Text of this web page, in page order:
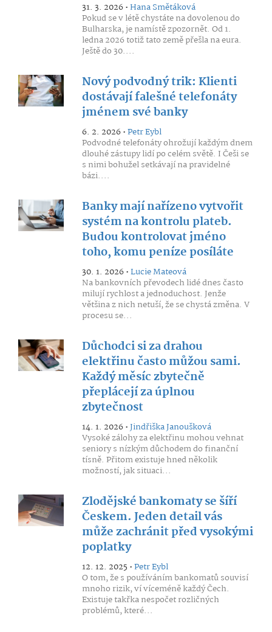
31. 3. 2026 •Hana Smětáková
Pokud se v létě chystáte na dovolenou do
Bulharska, je namístě zpozornět. Od 1.
ledna 2026 totiž tato země přešla na eura.
Ještě do 30....
Nový podvodný trik: Klienti
dostávají falešné telefonáty
jménem své banky
6. 2. 2026 •Petr Eybl
Podvodné telefonáty ohrožují každým dnem
dlouhé zástupy lidí po celém světě. I Češi se
s nimi bohužel setkávají na pravidelné
bázi....
Banky mají nařízeno vytvořit
systém na kontrolu plateb.
Budou kontrolovat jméno
toho, komu peníze posíláte
30. 1. 2026 •Lucie Mateová
Na bankovních převodech lidé dnes často
milují rychlost a jednoduchost. Jenže
většina z nich netuší, že se chystá změna. V
procesu se...
Důchodci si za drahou
elektřinu často můžou sami.
Každý měsíc zbytečně
přeplácejí za úplnou
zbytečnost
14. 1. 2026 •Jindřiška Janoušková
Vysoké zálohy za elektřinu mohou vehnat
seniory s nízkým důchodem do finanční
tísně. Přitom existuje hned několik
možností, jak situaci...
Zlodějské bankomaty se šíří
Českem. Jeden detail vás
může zachránit před vysokými
poplatky
12. 12. 2025 •Petr Eybl
O tom, že s používáním bankomatů souvisí
mnoho rizik, ví víceméně každý Čech.
Existuje takřka nespočet rozličných
problémů, které...